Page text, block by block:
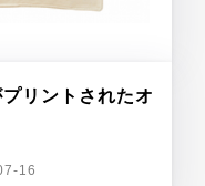
リントされたオ
16